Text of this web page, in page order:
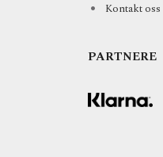
Kontakt oss
PARTNERE